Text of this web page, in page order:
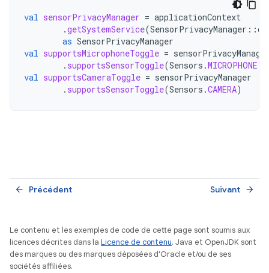
val sensorPrivacyManager = applicationContext
.getSystemService(SensorPrivacyManager ::
as SensorPrivacyManager
val supportsMicrophoneToggle =
. supportsSensorToggle(Sensors .MICROPHONE
val supportsCameraToggle = sensorPrivacyManager
. supportsSensorToggle(Sensors .CAMERA)
Précédent
arrow_back Suivant arrow_forward
Le contenu et les exemples de code de cette page sont soumis aux
licences décrites dans la Licence de contenu. Java et OpenJDK sont
des marques ou des marques déposées d'Oracle et/ou de ses
sociétés affiliées.